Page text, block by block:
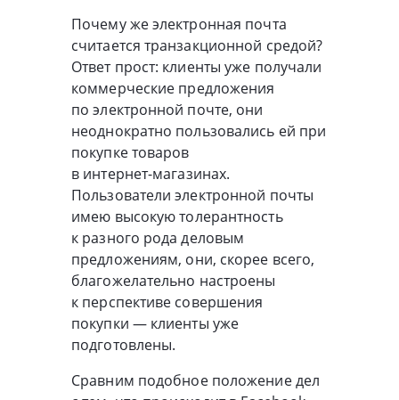
Почему же электронная почта
считается транзакционной средой?
Ответ прост: клиенты уже получали
коммерческие предложения
по электронной почте, они
неоднократно пользовались ей при
покупке товаров
в интернет-магазинах.
Пользователи электронной почты
имею высокую толерантность
к разного рода деловым
предложениям, они, скорее всего,
благожелательно настроены
к перспективе совершения
покупки — клиенты уже
подготовлены.
Сравним подобное положение дел